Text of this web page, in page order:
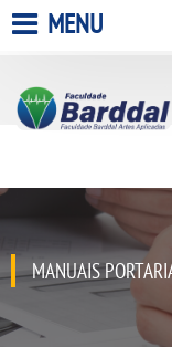
A UNIESP S.A.
QUEM SOMOS
INFRAESTRUTURA
MENU
MANUAIS